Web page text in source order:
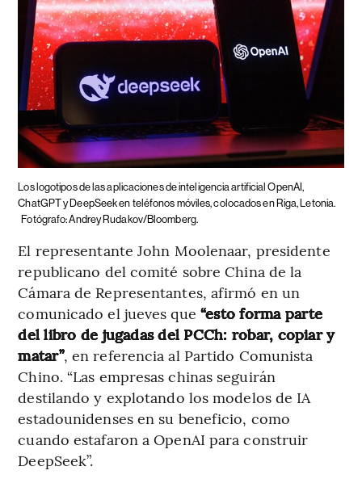
Los logotipos de las aplicaciones de inteligencia artificial OpenAI,
ChatGPT y DeepSeek en teléfonos móviles, colocados en Riga, Letonia.
Fotógrafo: Andrey Rudakov/Bloomberg.
El representante John Moolenaar, presidente
republicano del comité sobre China de la
Cámara de Representantes, afirmó en un
comunicado el jueves que “esto forma parte
del libro de jugadas del PCCh: robar, copiar y
matar”, en referencia al Partido Comunista
Chino. “Las empresas chinas seguirán
destilando y explotando los modelos de IA
estadounidenses en su beneficio, como
cuando estafaron a OpenAI para construir
DeepSeek”.